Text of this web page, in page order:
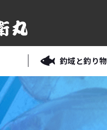
釣域と釣り物